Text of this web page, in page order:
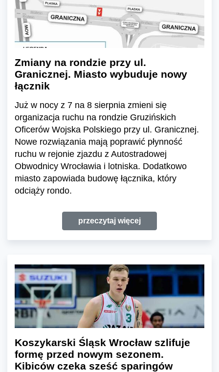
Zmiany na rondzie przy ul.
Granicznej. Miasto wybuduje nowy
łącznik
Już w nocy z 7 na 8 sierpnia zmieni się
organizacja ruchu na rondzie Gruzińskich
Oficerów Wojska Polskiego przy ul. Granicznej.
Nowe rozwiązania mają poprawić płynność
ruchu w rejonie zjazdu z Autostradowej
Obwodnicy Wrocławia i lotniska. Dodatkowo
miasto zapowiada budowę łącznika, który
odciąży rondo.
przeczytaj więcej
Koszykarski Śląsk Wrocław szlifuje
formę przed nowym sezonem.
Kibiców czeka sześć sparingów